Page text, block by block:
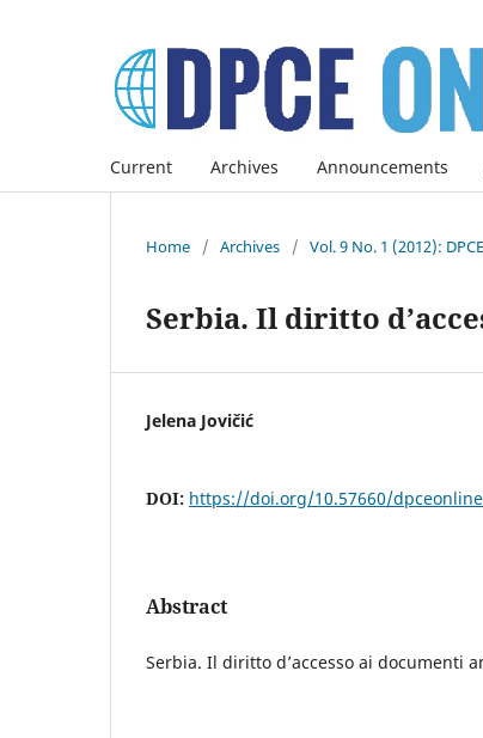
Current Archives Announcements
Home / Archives / Vol. 9 No. 1 (2012):
Serbia. Il diritto
Jelena Jovičić
DOI: https://doi.org/10.57660/
Abstract
Serbia. Il diritto d’accesso ai documenti